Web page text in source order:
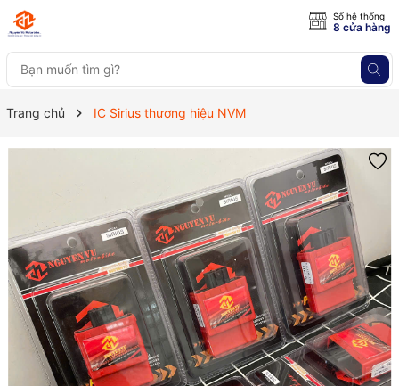
Số hệ thống
8 cửa hàng
Trang chủ IC Sirius thương hiệu NVM